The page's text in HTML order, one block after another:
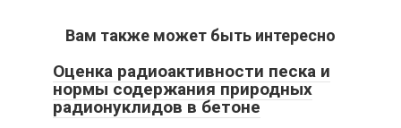
Вам также может быть интересно
Оценка радиоактивности песка и
нормы содержания природных
радионуклидов в бетоне